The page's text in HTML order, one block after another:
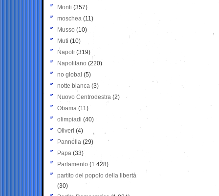
Monti (357)
moschea (11)
Musso (10)
Muti (10)
Napoli (319)
Napolitano (220)
no global (5)
notte bianca (3)
Nuovo Centrodestra (2)
Obama (11)
olimpiadi (40)
Oliveri (4)
Pannella (29)
Papa (33)
Parlamento (1.428)
partito del popolo della libertà
(30)